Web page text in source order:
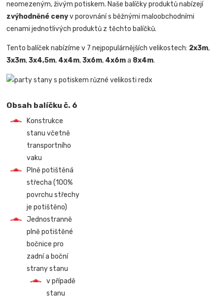
neomezeným, živým potiskem. Naše balíčky produktů nabízejí
zvýhodněné cenyv porovnání s běžnými maloobchodními
cenami jednotlivých produktů z těchto balíčků.
Tento balíček nabízíme v 7 nejpopulárnějších velikostech: 2x3m,
3x3m,3x4,5m, 4x4m,3x6m, 4x6ma 8x4m.
Obsah balíčku č. 6
Konstrukce
stanu včetně
transportního
vaku
Plně potištěná
střecha (100%
povrchu střechy
je potištěno)
Jednostranně
plně potištěné
bočnice pro
zadní a boční
strany stanu
v případě
stanu